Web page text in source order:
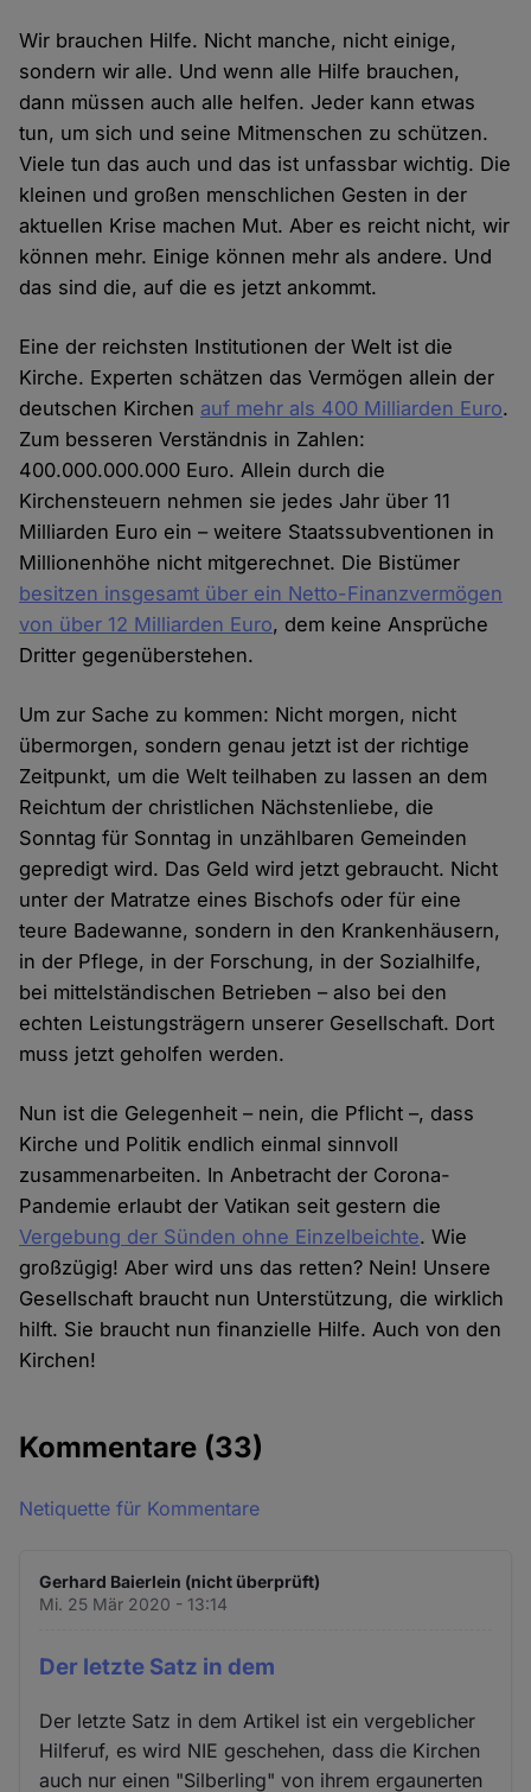
Wir brauchen Hilfe. Nicht manche, nicht einige,
sondern wir alle. Und wenn alle Hilfe brauchen,
dann müssen auch alle helfen. Jeder kann etwas
tun, um sich und seine Mitmenschen zu schützen.
Viele tun das auch und das ist unfassbar wichtig. Die
kleinen und großen menschlichen Gesten in der
aktuellen Krise machen Mut. Aber es reicht nicht, wir
können mehr. Einige können mehr als andere. Und
das sind die, auf die es jetzt ankommt.
Eine der reichsten Institutionen der Welt ist die
Kirche. Experten schätzen das Vermögen allein der
deutschen Kirchen auf mehr als 400 Milliarden Euro.
Zum besseren Verständnis in Zahlen:
400.000.000.000 Euro. Allein durch die
Kirchensteuern nehmen sie jedes Jahr über 11
Milliarden Euro ein – weitere Staatssubventionen in
Millionenhöhe nicht mitgerechnet. Die Bistümer
besitzen insgesamt über ein Netto-Finanzvermögen
von über 12 Milliarden Euro, dem keine Ansprüche
Dritter gegenüberstehen.
Um zur Sache zu kommen: Nicht morgen, nicht
übermorgen, sondern genau jetzt ist der richtige
Zeitpunkt, um die Welt teilhaben zu lassen an dem
Reichtum der christlichen Nächstenliebe, die
Sonntag für Sonntag in unzählbaren Gemeinden
gepredigt wird. Das Geld wird jetzt gebraucht. Nicht
unter der Matratze eines Bischofs oder für eine
teure Badewanne, sondern in den Krankenhäusern,
in der Pflege, in der Forschung, in der Sozialhilfe,
bei mittelständischen Betrieben – also bei den
echten Leistungsträgern unserer Gesellschaft. Dort
muss jetzt geholfen werden.
Nun ist die Gelegenheit – nein, die Pflicht –, dass
Kirche und Politik endlich einmal sinnvoll
zusammenarbeiten. In Anbetracht der Corona-
Pandemie erlaubt der Vatikan seit gestern die
Vergebung der Sünden ohne Einzelbeichte. Wie
großzügig! Aber wird uns das retten? Nein! Unsere
Gesellschaft braucht nun Unterstützung, die wirklich
hilft. Sie braucht nun finanzielle Hilfe. Auch von den
Kirchen!
Kommentare (33)
Netiquette für Kommentare
Gerhard Baierlein (nicht überprüft)
Mi. 25 Mär 2020 - 13:14
Der letzte Satz in dem
Der letzte Satz in dem Artikel ist ein vergeblicher
Hilferuf, es wird NIE geschehen, dass die Kirchen
auch nur einen "Silberling" von ihrem ergaunerten